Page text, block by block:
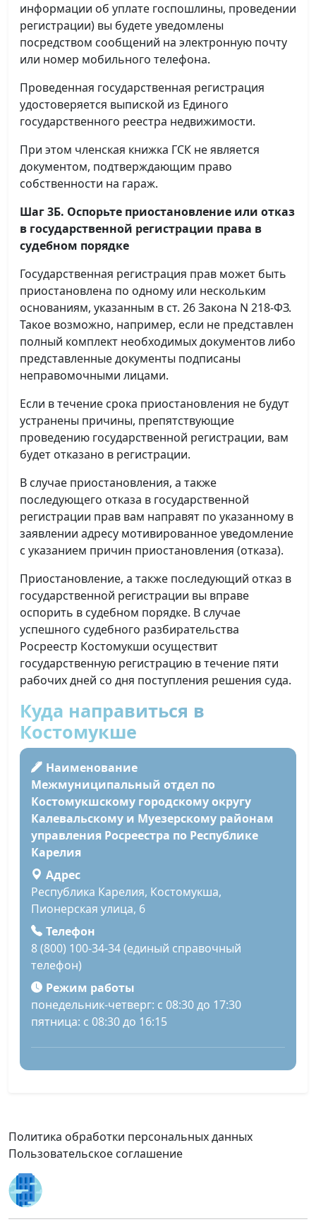
информации об уплате госпошлины, проведении
регистрации) вы будете уведомлены
посредством сообщений на электронную почту
или номер мобильного телефона.
Проведенная государственная регистрация
удостоверяется выпиской из Единого
государственного реестра недвижимости.
При этом членская книжка ГСК не является
документом, подтверждающим право
собственности на гараж.
Шаг 3Б. Оспорьте приостановление или отказ
в государственной регистрации права в
судебном порядке
Государственная регистрация прав может быть
приостановлена по одному или нескольким
основаниям, указанным в ст. 26 Закона N 218-ФЗ.
Такое возможно, например, если не представлен
полный комплект необходимых документов либо
представленные документы подписаны
неправомочными лицами.
Если в течение срока приостановления не будут
устранены причины, препятствующие
проведению государственной регистрации, вам
будет отказано в регистрации.
В случае приостановления, а также
последующего отказа в государственной
регистрации прав вам направят по указанному в
заявлении адресу мотивированное уведомление
с указанием причин приостановления (отказа).
Приостановление, а также последующий отказ в
государственной регистрации вы вправе
оспорить в судебном порядке. В случае
успешного судебного разбирательства
Росреестр Костомукши осуществит
государственную регистрацию в течение пяти
рабочих дней со дня поступления решения суда.
Куда направиться в
Костомукше
Наименование
Межмуниципальный отдел по
Костомукшскому городскому округу
Калевальскому и Муезерскому районам
управления Росреестра по Республике
Карелия
Адрес
Республика Карелия, Костомукша,
Пионерская улица, 6
Телефон
8 (800) 100-34-34 (единый справочный
телефон)
Режим работы
понедельник-четверг: с 08:30 до 17:30
пятница: с 08:30 до 16:15
Политика обработки персональных данных
Пользовательское соглашение